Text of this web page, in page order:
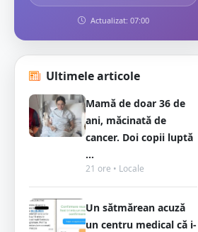
Actualizat: 07:00
Ultimele articole
Mamă de doar 36 de
ani, măcinată de
cancer. Doi copii luptă
...
21 ore • Locale
Un sătmărean acuză
un centru medical că i-